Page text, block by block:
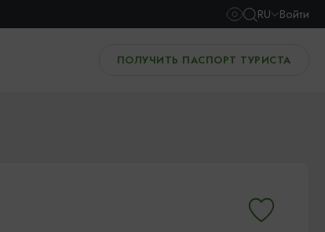
RU Войти
ПОЛУЧИТЬ ПАСПОРТ ТУРИСТА